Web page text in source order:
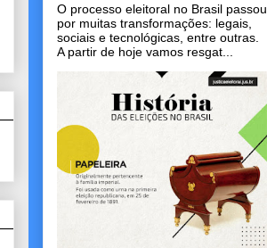
O processo eleitoral no Brasil passou
por muitas transformações: legais,
sociais e tecnológicas, entre outras.
A partir de hoje vamos resgat...